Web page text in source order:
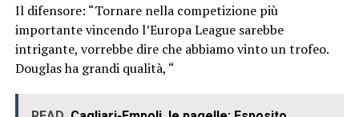
Il difensore: “Tornare nella competizione più
importante vincendo l’Europa League sarebbe
intrigante, vorrebbe dire che abbiamo vinto un trofeo.
Douglas ha grandi qualità, “